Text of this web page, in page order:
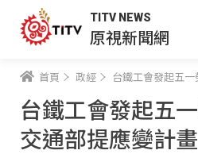
TITV NEWS
原視新聞網
首頁 政經 台鐵工會發起五一
台鐵工會發起五
交通部提應變計畫